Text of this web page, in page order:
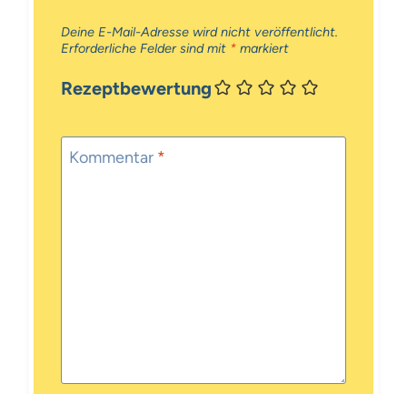
Deine E-Mail-Adresse wird nicht veröffentlicht.
Erforderliche Felder sind mit *markiert
Rezeptbewertung
Kommentar *